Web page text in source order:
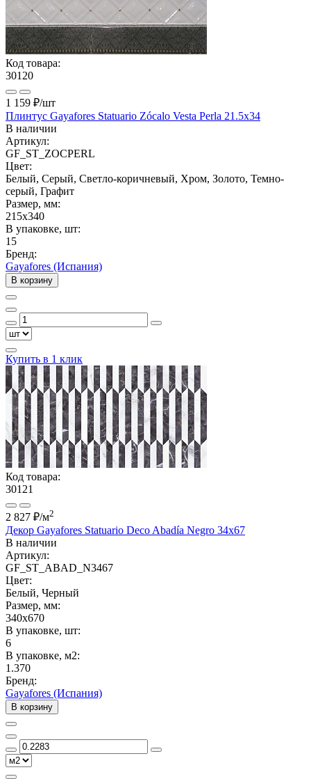
Код товара:
30120
1 159 ₽/шт
Плинтус Gayafores Statuario Zócalo Vesta Perla 21.5x34
В наличии
Артикул:
GF_ST_ZOCPERL
Цвет:
Белый, Серый, Светло-коричневый, Хром, Золото, Темно-
серый, Графит
Размер, мм:
215x340
В упаковке, шт:
15
Бренд:
Gayafores (Испания)
В корзину
Купить в 1 клик
Код товара:
30121
2 827 ₽/м2
Декор Gayafores Statuario Deco Abadía Negro 34x67
В наличии
Артикул:
GF_ST_ABAD_N3467
Цвет:
Белый, Черный
Размер, мм:
340x670
В упаковке, шт:
6
В упаковке, м2:
1.370
Бренд:
Gayafores (Испания)
В корзину